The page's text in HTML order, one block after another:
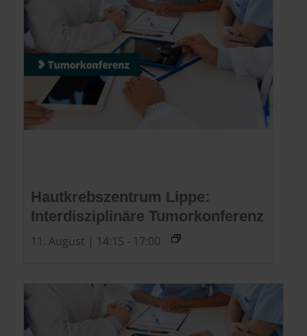
Hautkrebszentrum Lippe:
Interdisziplinäre Tumorkonferenz
11. August | 14:15 - 17:00